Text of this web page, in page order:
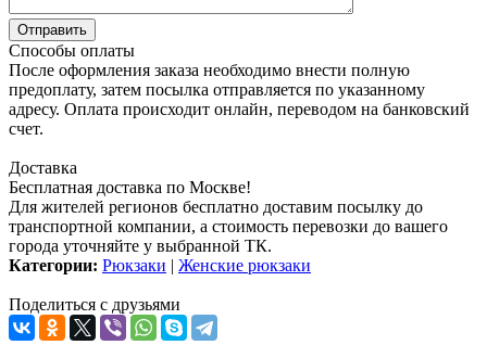
Способы оплаты
После оформления заказа необходимо внести полную
предоплату, затем посылка отправляется по указанному
адресу. Оплата происходит онлайн, переводом на банковский
счет.
Доставка
Бесплатная доставка по Москве!
Для жителей регионов бесплатно доставим посылку до
транспортной компании, а стоимость перевозки до вашего
города уточняйте у выбранной ТК.
Категории: Рюкзаки | Женские рюкзаки
Поделиться с друзьями